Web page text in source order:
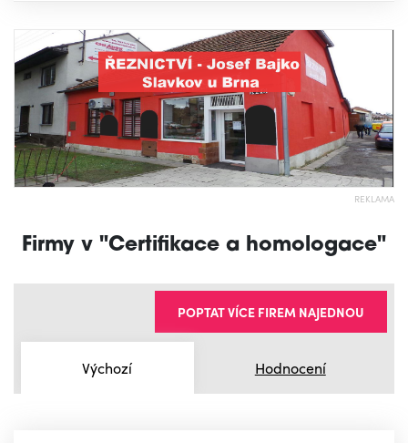
REKLAMA
Firmy v "Certifikace a homologace"
Výchozí Hodnocení
POPTAT VÍCE FIREM NAJEDNOU